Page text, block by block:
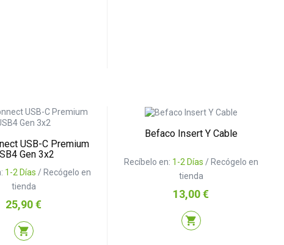
USB-C Premium
Gen 3x2
1-2 Días / Recógelo en
tienda
Precio
25,90 €
shopping_cart
Befaco Insert Y Cable
Recíbelo en: 1-2 Días / Recógelo en
tienda
Precio
13,00 €
shopping_cart